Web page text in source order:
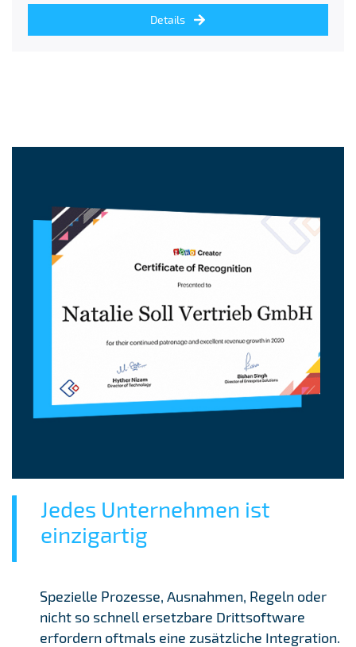
Details
Jedes Unternehmen ist
einzigartig
Spezielle Prozesse, Ausnahmen, Regeln oder
nicht so schnell ersetzbare Drittsoftware
erfordern oftmals eine zusätzliche Integration.